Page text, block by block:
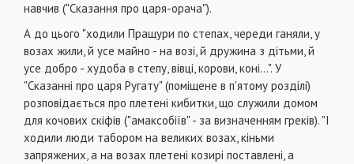
навчив ("Сказання про царя-орача").
А до цього "ходили Пращури по степах, череди ганяли, у
возах жили, й усе майно - на возі, й дружина з дітьми, й
усе добро - худоба в степу, вівці, корови, коні...". У
"Сказанні про царя Ругату" (поміщене в п'ятому розділі)
розповідається про плетені кибитки, що служили домом
для кочових скіфів ("амаксобіїв" - за визначенням греків). "І
ходили люди табором на великих возах, кіньми
запряжених, а на возах плетені козирі поставлені, а